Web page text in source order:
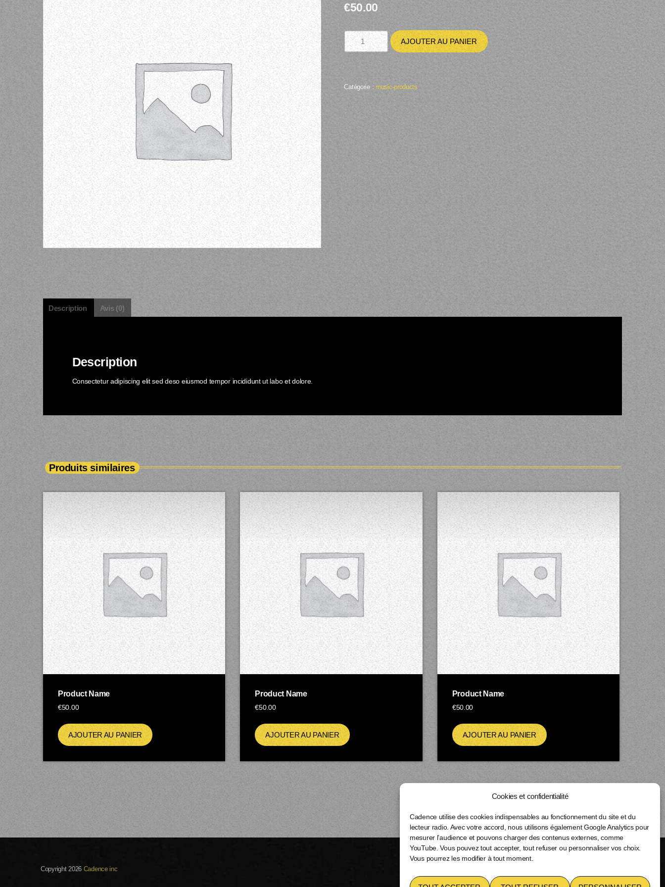
Cookies et confidentialité
Cadence utilise des cookies indispensables au fonctionnement du site et du
lecteur radio. Avec votre accord, nous utilisons également Google Analytics pour
mesurer l’audience et pouvons charger des contenus externes, comme
YouTube. Vous pouvez tout accepter, tout refuser ou personnaliser vos choix.
Vous pourrez les modifier à tout moment.
share
email
€50.00
AJOUTER AU PANIER
Catégorie : music-products
Description Avis (0)
Description
Consectetur adipiscing elit sed deso eiusmod tempor incididunt ut labo et dolore.
Produits similaires
Product Name
€50.00
AJOUTER AU PANIER
Product Name
€50.00
AJOUTER AU PANIER
Product Name
€50.00
AJOUTER AU PANIER
Copyright 2026 Cadence inc